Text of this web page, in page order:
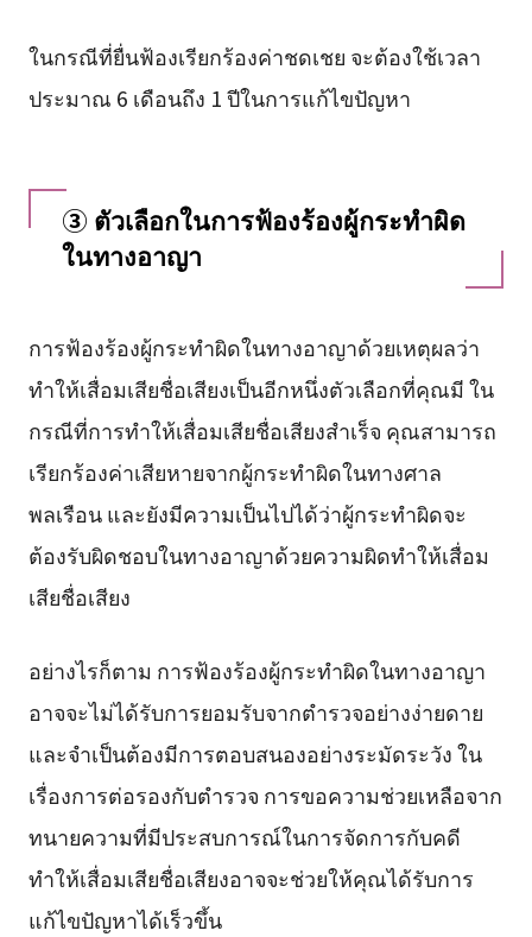
ในกรณีที่ยื่นฟ้องเรียกร้องค่าชดเชย จะต้องใช้เวลา
ประมาณ 6 เดือนถึง 1 ปีในการแก้ไขปัญหา
③ ตัวเลือกในการฟ้องร้องผู้กระทำผิด
ในทางอาญา
การฟ้องร้องผู้กระทำผิดในทางอาญาด้วยเหตุผลว่า
ทำให้เสื่อมเสียชื่อเสียงเป็นอีกหนึ่งตัวเลือกที่คุณมี ใน
กรณีที่การทำให้เสื่อมเสียชื่อเสียงสำเร็จ คุณสามารถ
เรียกร้องค่าเสียหายจากผู้กระทำผิดในทางศาล
พลเรือน และยังมีความเป็นไปได้ว่าผู้กระทำผิดจะ
ต้องรับผิดชอบในทางอาญาด้วยความผิดทำให้เสื่อม
เสียชื่อเสียง
อย่างไรก็ตาม การฟ้องร้องผู้กระทำผิดในทางอาญา
อาจจะไม่ได้รับการยอมรับจากตำรวจอย่างง่ายดาย
และจำเป็นต้องมีการตอบสนองอย่างระมัดระวัง ใน
เรื่องการต่อรองกับตำรวจ การขอความช่วยเหลือจาก
ทนายความที่มีประสบการณ์ในการจัดการกับคดี
ทำให้เสื่อมเสียชื่อเสียงอาจจะช่วยให้คุณได้รับการ
แก้ไขปัญหาได้เร็วขึ้น